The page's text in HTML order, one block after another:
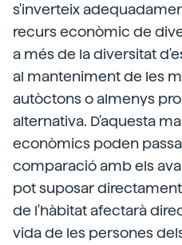
s'inverteix
recurs econòmic de
a més de la diversitat
al manteniment de les
autòctons o almenys
alternativa. D'aquesta
econòmics poden
comparació amb els
pot suposar
de l'hàbitat afectarà
vida de les persones